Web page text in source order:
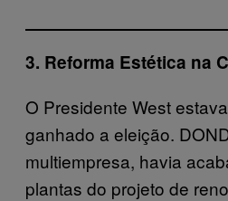
3. Reforma Estética na
O Presidente West
ganhado a eleição.
multiempresa, havia
plantas do projeto de